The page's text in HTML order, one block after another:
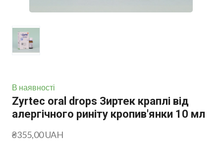
В наявності
Zyrtec oral drops Зиртек краплі від
алергічного риніту кропив'янки 10 мл
₴355,00 UAH